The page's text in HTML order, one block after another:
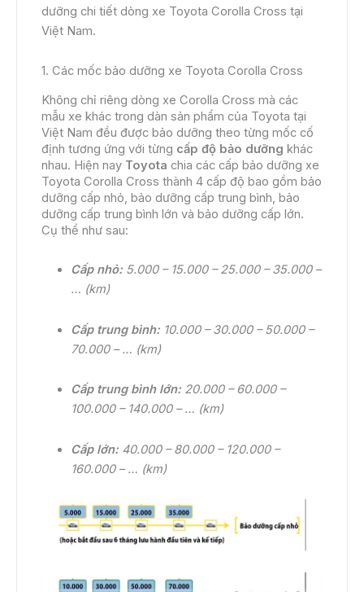
dưỡng chi tiết dòng xe Toyota Corolla Cross tại
Việt Nam.
1. Các mốc bảo dưỡng xe Toyota Corolla Cross
Không chỉ riêng dòng xe Corolla Cross mà các
mẫu xe khác trong dàn sản phẩm của Toyota tại
Việt Nam đều được bảo dưỡng theo từng mốc cố
định tương ứng với từng cấp độ bảo dưỡng khác
nhau. Hiện nay Toyota chia các cấp bảo dưỡng xe
Toyota Corolla Cross thành 4 cấp độ bao gồm bảo
dưỡng cấp nhỏ, bảo dưỡng cấp trung bình, bảo
dưỡng cấp trung bình lớn và bảo dưỡng cấp lớn.
Cụ thể như sau:
Cấp nhỏ: 5.000 – 15.000 – 25.000 – 35.000 –
… (km)
Cấp trung bình: 10.000 – 30.000 – 50.000 –
70.000 – … (km)
Cấp trung bình lớn: 20.000 – 60.000 –
100.000 – 140.000 – … (km)
Cấp lớn: 40.000 – 80.000 – 120.000 –
160.000 – … (km)